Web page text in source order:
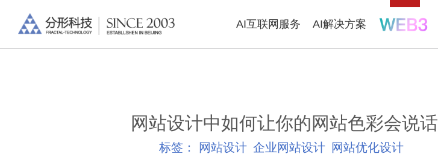
AI互联网服务 AI解决方案
网站设计中如何让你的网站色彩会说话
标签： 网站设计 企业网站设计 网站优化设计